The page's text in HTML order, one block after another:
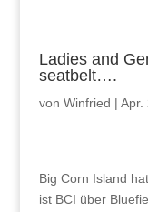
Ladies and
seatbelt….
von Winfried | Apr.
Big Corn Island
ist BCI über